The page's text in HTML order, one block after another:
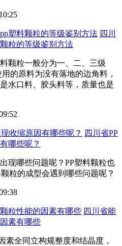
四川
粒的等级鉴别方法
颗粒一般分为一、二、三级
的原料为没有落地的边角料，
水口料、胶头料等，质量也是
四川省PP
哪些呢？
现哪些问题呢？PP塑料颗粒也
粒的成型会遇到哪些问题呢？
四川省能
素有哪些
素全同立构规整度和结晶度，